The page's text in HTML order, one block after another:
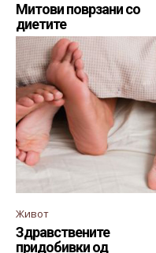
Митови поврзани со
диетите
Живот
Здравствените
придобивки од